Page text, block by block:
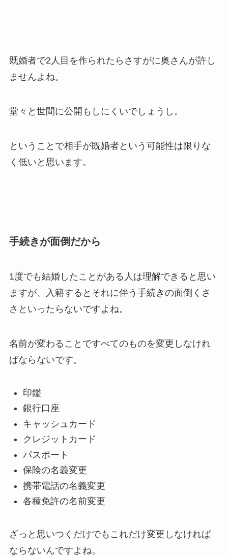
既婚者で2人目を作られたらさすがに奥さんが許し
ませんよね。
堂々と世間に公開もしにくいでしょうし。
ということで相手が既婚者という可能性は限りな
く低いと思います。
手続きが面倒だから
1度でも結婚したことがある人は理解できると思い
ますが、入籍するとそれに伴う手続きの面倒くさ
さといったらないですよね。
名前が変わることですべてのものを変更しなけれ
ばならないです。
印鑑
銀行口座
キャッシュカード
クレジットカード
パスポート
保険の名義変更
携帯電話の名義変更
各種免許の名前変更
ざっと思いつくだけでもこれだけ変更しなければ
ならないんですよね。